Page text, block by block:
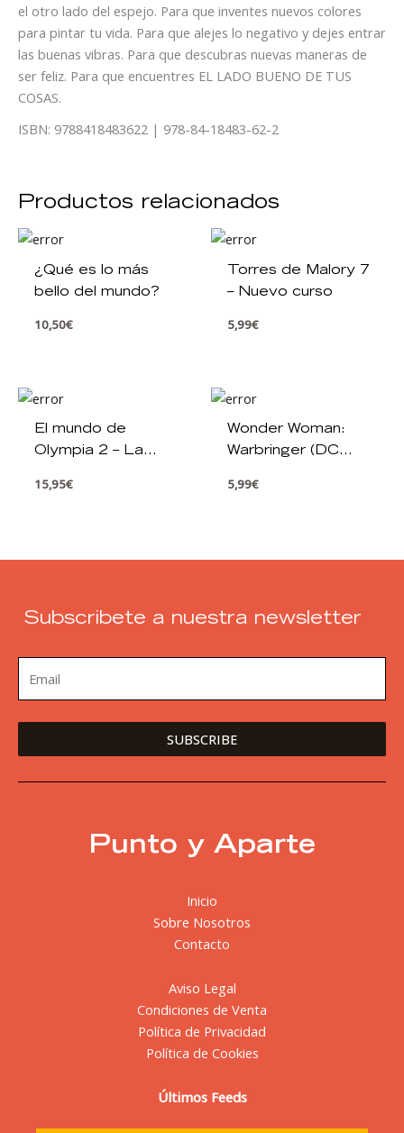
el otro lado del espejo. Para que inventes nuevos colores
para pintar tu vida. Para que alejes lo negativo y dejes entrar
las buenas vibras. Para que descubras nuevas maneras de
ser feliz. Para que encuentres EL LADO BUENO DE TUS
COSAS.
ISBN: 9788418483622 | 978-84-18483-62-2
Productos relacionados
¿Qué es lo más
bello del mundo?
10,50€
Torres de Malory 7
– Nuevo curso
5,99€
El mundo de
Olympia 2 – La
15,95€
Wonder Woman:
Warbringer (DC
5,99€
Subscribete a nuestra newsletter
Punto y Aparte
Inicio
Sobre Nosotros
Contacto
Aviso Legal
Condiciones de Venta
Política de Privacidad
Política de Cookies
Últimos Feeds